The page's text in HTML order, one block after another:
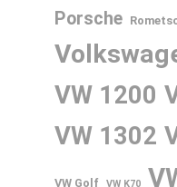
Porsche
VW 1200
VW 1302
VW Golf VW K70